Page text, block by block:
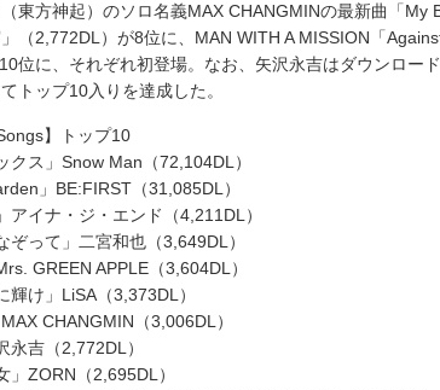
東方神起）のソロ名義MAX CHANGMINの最新曲「My
（2,772DL）が8位に、MAN WITH A MISSION「
10位に、それぞれ初登場。なお、矢沢永吉はダウンロー
トップ10入りを達成した。
】トップ10
クス」Snow Man（72,104DL）
」BE:FIRST（31,085DL）
アイナ・ジ・エンド（4,211DL）
ぞって」二宮和也（3,649DL）
GREEN APPLE（3,604DL）
輝け」LiSA（3,373DL）
CHANGMIN（3,006DL）
永吉（2,772DL）
」ZORN（2,695DL）